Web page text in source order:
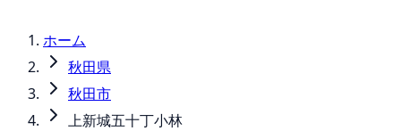
ホーム
秋田県
秋田市
上新城五十丁小林